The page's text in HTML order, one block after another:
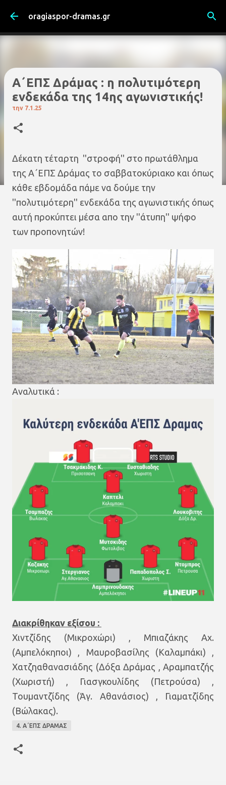
Μετάβαση στο κύριο περιεχόμενο
oragiaspor-dramas.gr
Α΄ΕΠΣ Δράμας : η πολυτιμότερη
ενδεκάδα της 14ης αγωνιστικής!
την 7.1.25
Δέκατη τέταρτη ''στροφή'' στο πρωτάθλημα
της Α΄ΕΠΣ Δράμας το σαββατοκύριακο και όπως
κάθε εβδομάδα πάμε να δούμε την
''πολυτιμότερη'' ενδεκάδα της αγωνιστικής όπως
αυτή προκύπτει μέσα απο την ''άτυπη'' ψήφο
των προπονητών!
Αναλυτικά :
Διακρίθηκαν εξίσου :
Χιντζίδης (Μικροχώρι) , Μπιαζάκης Αχ.
(Αμπελόκηποι) , Μαυροβασίλης (Καλαμπάκι) ,
Χατζηαθανασιάδης (Δόξα Δράμας , Αραμπατζής
(Χωριστή) , Γιασγκουλίδης (Πετρούσα) ,
Τουμαντζίδης (Άγ. Αθανάσιος) , Γιαματζίδης
(Βώλακας).
4. Α΄ΕΠΣ ΔΡΑΜΑΣ